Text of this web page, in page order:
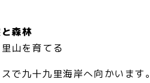
森林
山を育てる
で九十九里海岸へ向かいます。